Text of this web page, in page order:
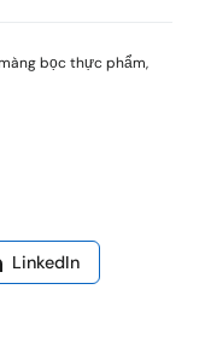
bọc thực phẩm,
LinkedIn